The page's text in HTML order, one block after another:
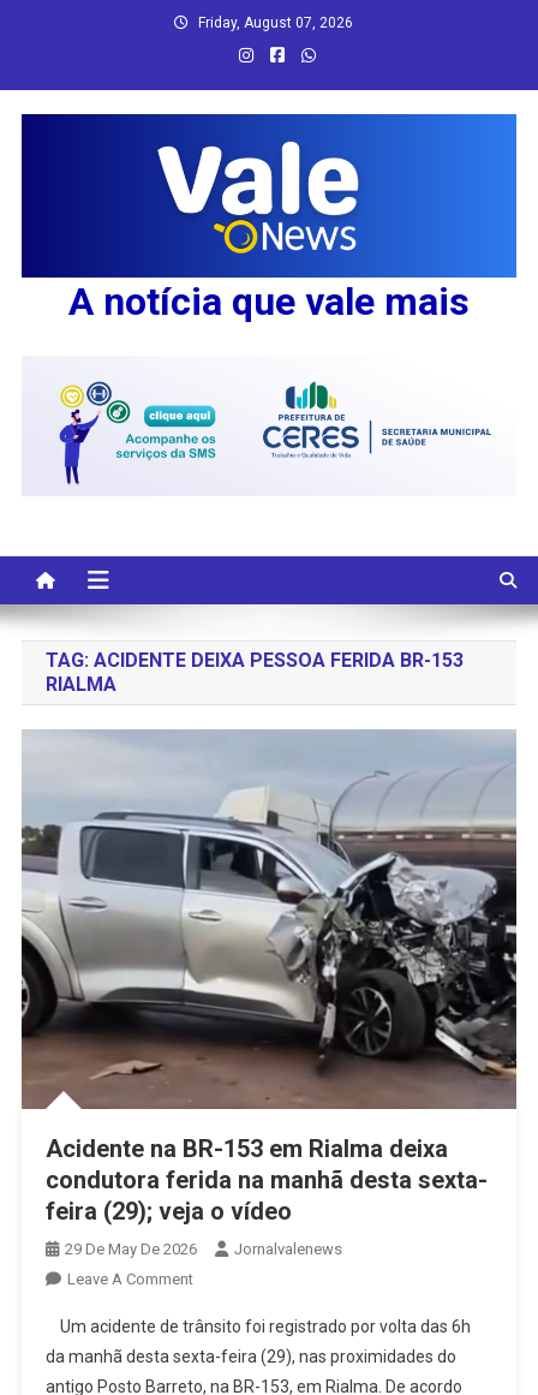
Friday, August 07, 2026
A notícia que vale mais
TAG: ACIDENTE DEIXA PESSOA FERIDA BR-153
RIALMA
Acidente na BR-153 em Rialma deixa
condutora ferida na manhã desta sexta-
feira (29); veja o vídeo
29 De May De 2026
Jornalvalenews
Leave A CommentOn
Na
BR-
153
Um acidente de trânsito foi registrado por volta das 6h
da manhã desta sexta-feira (29), nas proximidades do
antigo Posto Barreto, na BR-153, em Rialma. De acordo